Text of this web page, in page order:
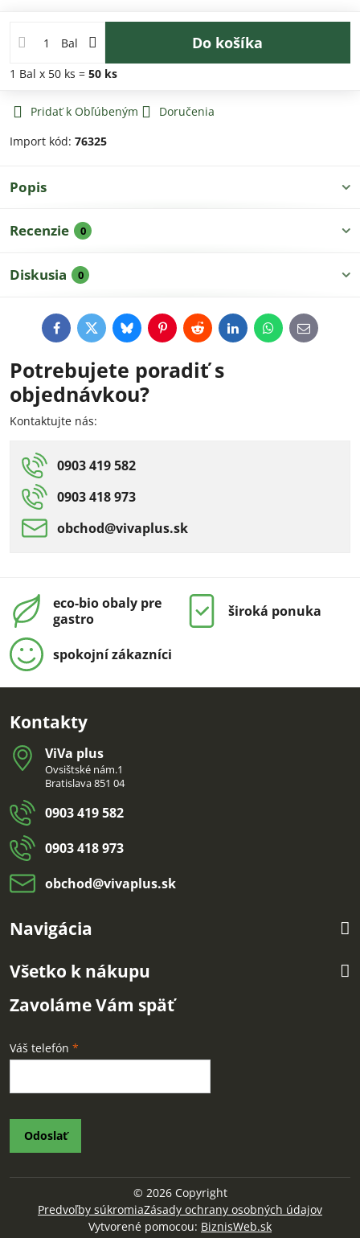
Bal Do košíka
1 Bal x 50 ks = 50 ks
Pridať k Obľúbeným
Doručenia
Import kód: 76325
Popis
Recenzie 0
Diskusia 0
FacebookTwitterBlueskyPinterestRedditLinkedInWhatsApp
E-
mail
Potrebujete poradiť s
objednávkou?
Kontaktujte nás:
0903 419 582
0903 418 973
obchod​@vivaplus​.sk
eco-bio obaly pre
gastro
široká ponuka
spokojní zákazníci
Kontakty
ViVa plus
Ovsištské nám.1
Bratislava 851 04
0903 419 582
0903 418 973
obchod​@vivaplus​.sk
Navigácia
Všetko k nákupu
Zavoláme Vám späť
Váš telefón *
Odoslať
© 2026Copyright
Predvoľby súkromiaZásady ochrany osobných údajov
Vytvorené pomocou: BiznisWeb.sk